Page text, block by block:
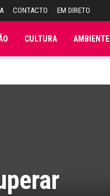
CONTACTO EM DIRETO
CULTURA AMBIENTE